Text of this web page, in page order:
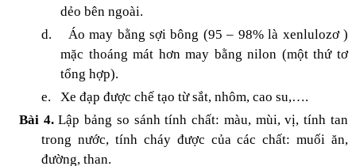
dẻo bên ngoài.
d.
Áo may bằng sợi bông (95 – 98% là xenlulozơ )
mặc thoáng mát hơn may bằng nilon (một thứ tơ
tổng hợp).
e.
Xe đạp được chế tạo từ sắt, nhôm, cao su,….
Bài 4.Lập bảng so sánh tính chất: màu, mùi, vị, tính tan
trong nước, tính cháy được của các chất: muối ăn,
đường, than.